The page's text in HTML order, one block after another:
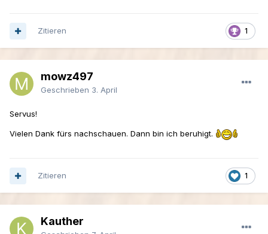
1
Zitieren
mowz497
Geschrieben 3. April
Servus!
Vielen Dank fürs nachschauen. Dann bin ich beruhigt.
1
Zitieren
Kauther